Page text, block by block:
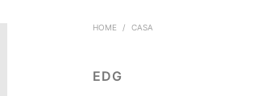
HOME / CASA
EDG